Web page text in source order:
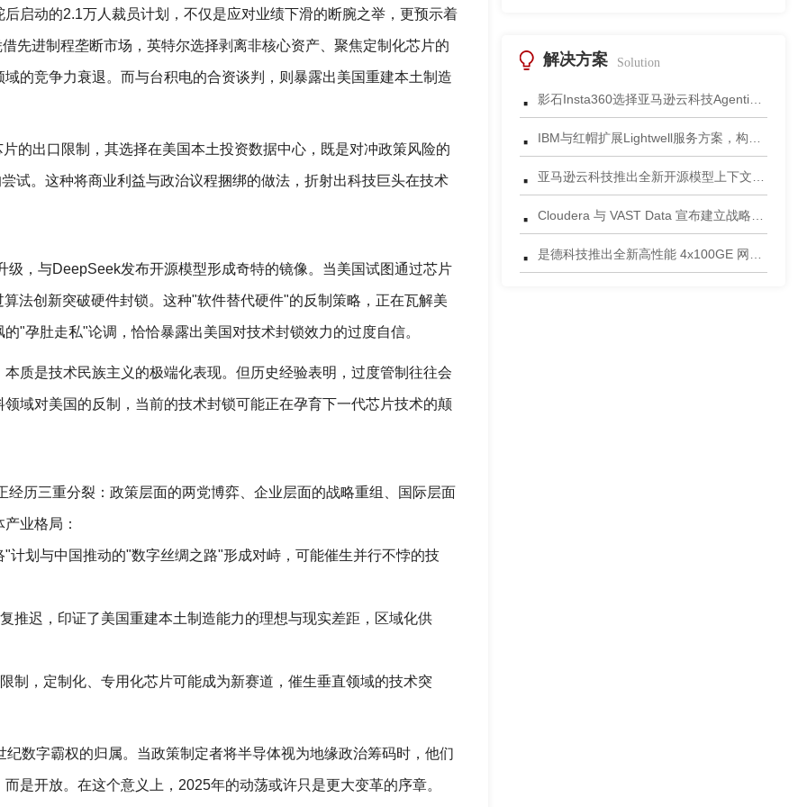
启动的2.1万人裁员计划，不仅是应对业绩下滑的断腕之举，更预示着
先进制程垄断市场，英特尔选择剥离非核心资产、聚焦定制化芯片的
的竞争力衰退。而与台积电的合资谈判，则暴露出美国重建本土制造
的出口限制，其选择在美国本土投资数据中心，既是对冲政策风险的
试。这种将商业利益与政治议程捆绑的做法，折射出科技巨头在技术
，与DeepSeek发布开源模型形成奇特的镜像。当美国试图通过芯片
法创新突破硬件封锁。这种"软件替代硬件"的反制策略，正在瓦解美
"孕肚走私"论调，恰恰暴露出美国对技术封锁效力的过度自信。
质是技术民族主义的极端化表现。但历史经验表明，过度管制往往会
域对美国的反制，当前的技术封锁可能正在孕育下一代芯片技术的颠
历三重分裂：政策层面的两党博弈、企业层面的战略重组、国际层面
业格局：
计划与中国推动的"数字丝绸之路"形成对峙，可能催生并行不悖的技
推迟，印证了美国重建本土制造能力的理想与现实差距，区域化供
制，定制化、专用化芯片可能成为新赛道，催生垂直领域的技术突
数字霸权的归属。当政策制定者将半导体视为地缘政治筹码时，他们
是开放。在这个意义上，2025年的动荡或许只是更大变革的序章。
解决方案 Solution
· 影石Insta360选择亚马逊云科技Agentic AI 正式发布一站式智能成片应用
·
·
·
·